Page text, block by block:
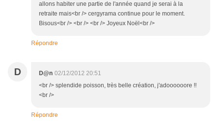
allons habiter une partie de l'année quand je serai à la
retraite mais<br /> cergyrama continue pour le moment.
Bisous<br /> <br /> <br /> Joyeux Noël<br />
Répondre
D D@n 02/12/2012 20:51
<br /> splendide poisson, très belle création, j'adoooooore !!
<br />
Répondre